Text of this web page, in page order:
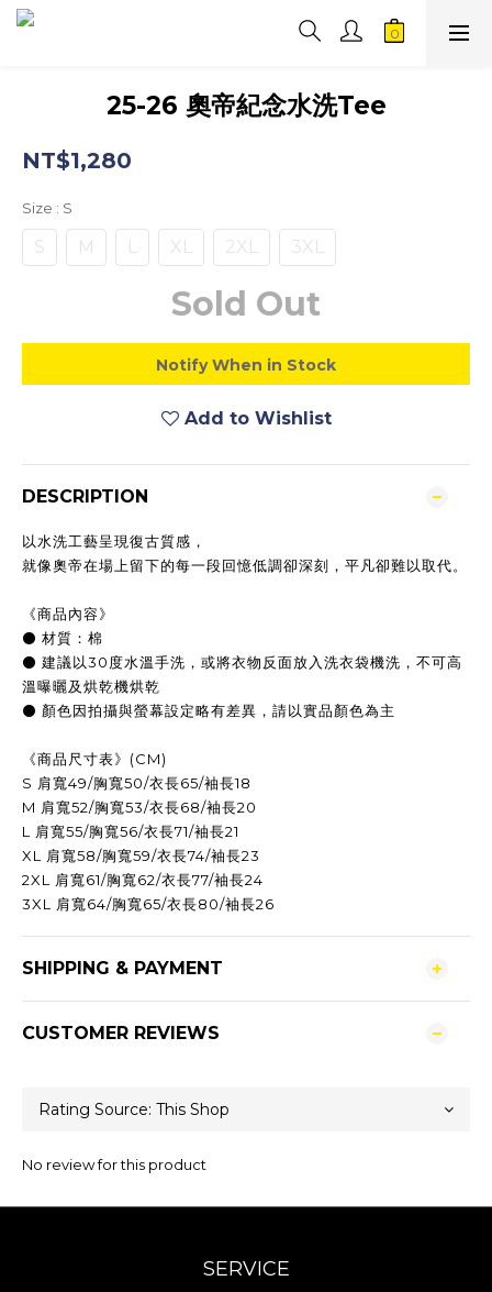
25-26 奧帝紀念水洗Tee
NT$1,280
Size : S
S M L XL 2XL 3XL
Sold Out
Notify When in Stock
Add to Wishlist
DESCRIPTION
以水洗工藝呈現復古質感，
就像奧帝在場上留下的每一段回憶低調卻深刻，平凡卻難以取代。
《商品內容》
⚫ 材質：棉
⚫ 建議以30度水溫手洗，或將衣物反面放入洗衣袋機洗，不可高
溫曝曬及烘乾機烘乾
⚫ 顏色因拍攝與螢幕設定略有差異，請以實品顏色為主
《商品尺寸表》(CM)
S 肩寬49/胸寬50/衣長65/袖長18
M 肩寬52/胸寬53/衣長68/袖長20
L 肩寬55/胸寬56/衣長71/袖長21
XL 肩寬58/胸寬59/衣長74/袖長23
2XL 肩寬61/胸寬62/衣長77/袖長24
3XL 肩寬64/胸寬65/衣長80/袖長26
SHIPPING & PAYMENT
CUSTOMER REVIEWS
No review for this product
SERVICE